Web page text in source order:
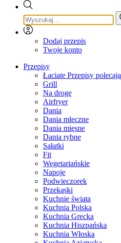
Dodaj przepis
Twoje konto
Przepisy
Łaciate Przepisy polecają
Grill
Na drogę
Airfryer
Dania
Dania mleczne
Dania mięsne
Dania rybne
Sałatki
Fit
Wegetariańskie
Napoje
Podwieczorek
Przekąski
Kuchnie świata
Kuchnia Polska
Kuchnia Grecka
Kuchnia Hiszpańska
Kuchnia Włoska